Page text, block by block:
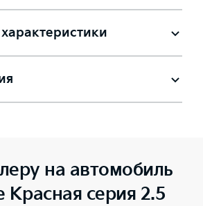
на автомобиль
Красная серия 2.5